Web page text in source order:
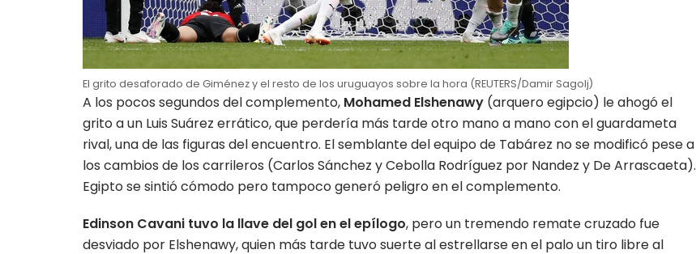
El grito desaforado de Giménez y el resto de los uruguayos sobre la hora (REUTERS/Damir Sagolj)
A los pocos segundos del complemento, Mohamed Elshenawy (arquero egipcio) le ahogó el
grito a un Luis Suárez errático, que perdería más tarde otro mano a mano con el guardameta
rival, una de las figuras del encuentro. El semblante del equipo de Tabárez no se modificó pese a
los cambios de los carrileros (Carlos Sánchez y Cebolla Rodríguez por Nandez y De Arrascaeta).
Egipto se sintió cómodo pero tampoco generó peligro en el complemento.
Edinson Cavani tuvo la llave del gol en el epílogo, pero un tremendo remate cruzado fue
desviado por Elshenawy, quien más tarde tuvo suerte al estrellarse en el palo un tiro libre al